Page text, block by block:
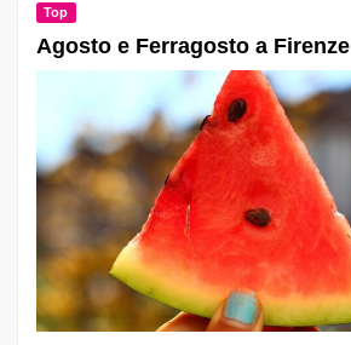
Top
Agosto e Ferragosto a Firenze